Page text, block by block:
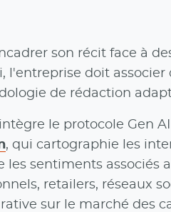
son récit face à
l'entreprise doit
de rédaction
le protocole Gen
, qui cartographie les
les sentiments associés
retailers, réseaux
sur le marché des